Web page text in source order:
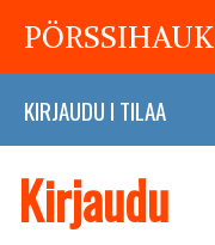
KIRJAUDU I TILAA
Kirjaudu